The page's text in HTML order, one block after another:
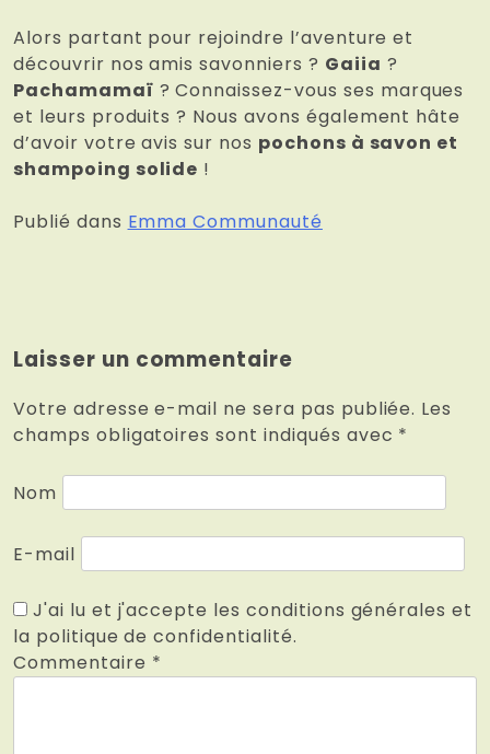
Alors partant pour rejoindre l’aventure et
découvrir nos amis savonniers ? Gaiia ?
Pachamamaï ? Connaissez-vous ses marques
et leurs produits ? Nous avons également hâte
d’avoir votre avis sur nos pochons à savon et
shampoing solide !
Publié dans Emma Communauté
Laisser un commentaire
Votre adresse e-mail ne sera pas publiée. Les
champs obligatoires sont indiqués avec *
Nom
E-mail
J'ai lu et j'accepte les conditions générales et
la politique de confidentialité.
Commentaire *